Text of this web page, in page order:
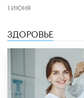
1 ИЮНЯ
ЗДОРОВЬЕ